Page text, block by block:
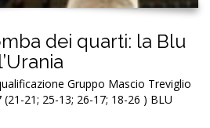
dei quarti: la Blu
Gruppo Mascio Treviglio
21; 25-13; 26-17; 18-26 ) BLU